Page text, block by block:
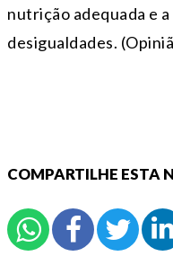
nutrição adequada e
desigualdades.
COMPARTILHE ESTA